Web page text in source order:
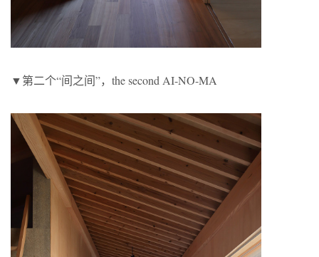
▼第二个“间之间”，the second AI-NO-MA